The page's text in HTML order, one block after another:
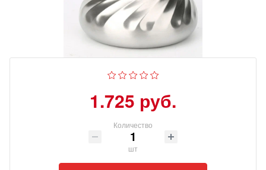
1.725 руб.
Количество
шт